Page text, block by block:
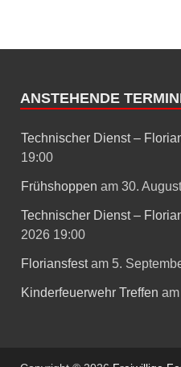
ANSTEHENDE
Technischer Dienst –
19:00
Frühshoppen am 30.
Technischer Dienst –
2026 19:00
Floriansfestam 5.
Kinderfeuerwehr Treffen